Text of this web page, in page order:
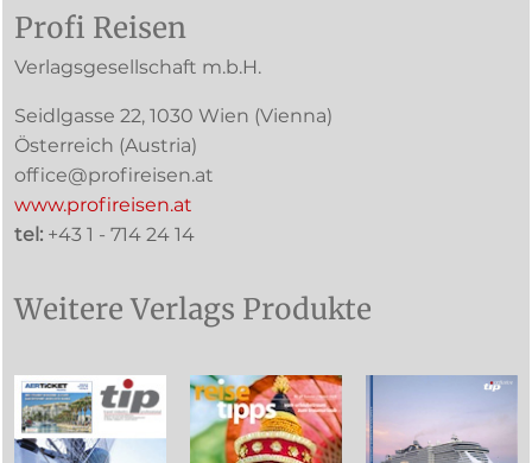
Profi Reisen
Verlagsgesellschaft m.b.H.
Seidlgasse 22, 1030 Wien (Vienna)
Österreich (Austria)
office@profireisen.at
www.profireisen.at
tel: +43 1 - 714 24 14
Weitere Verlags Produkte